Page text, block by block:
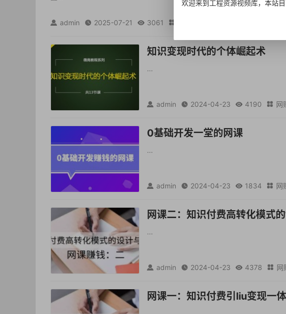
 admin  2025-07-21  3061 
知识变现时代的个体崛起术
...
 admin  2024-04-23  4190  网
0基础开发一堂的网课
...
 admin  2024-04-23  1834  网
网课二：知识付费高转化模式
...
 admin  2024-04-23  4378  网
网课一：知识付费引liu变现一
欢迎来到工程资源视频库，本站